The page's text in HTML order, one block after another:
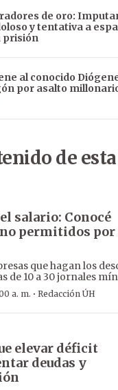
de oro:
y tentativa a
prisión
al conocido
por asalto
de
salario: Conocé
permitidos por
que hagan los
de 10 a 30 jornales
a. m. · Redacción ÚH
elevar déficit
deudas y